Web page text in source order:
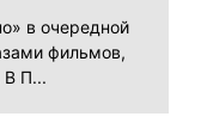
в очередной
фильмов,
В П...